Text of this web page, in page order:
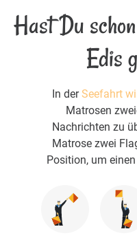
Hast Du
Edis
In derSeefahrt
Matrosen
Nachrichten zu
Matrose zwei
Position, um